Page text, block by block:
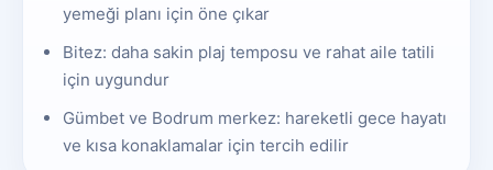
yemeği planı için öne çıkar
Bitez: daha sakin plaj temposu ve rahat aile tatili
için uygundur
Gümbet ve Bodrum merkez: hareketli gece hayatı
ve kısa konaklamalar için tercih edilir